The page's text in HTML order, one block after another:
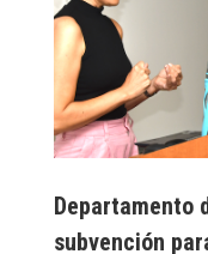
Departamento
subvención